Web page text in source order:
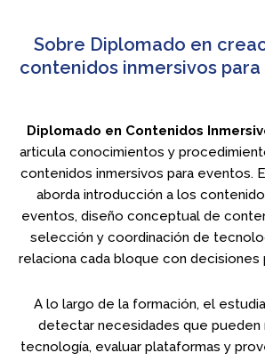
Sobre Diplomado en
contenidos inmersivos
Diplomado en Contenidos
articula conocimientos y
contenidos inmersivos para eventos.
aborda introducción a los
eventos, diseño conceptual de
selección y coordinación de
relaciona cada bloque con decisiones
A lo largo de la formación, el
detectar necesidades que
tecnología, evaluar plataformas y